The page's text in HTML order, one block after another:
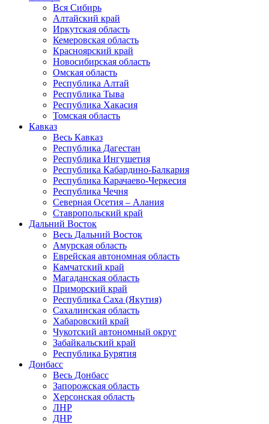
Вся Сибирь
Алтайский край
Иркутская область
Кемеровская область
Красноярский край
Новосибирская область
Омская область
Республика Алтай
Республика Тыва
Республика Хакасия
Томская область
Кавказ
Весь Кавказ
Республика Дагестан
Республика Ингушетия
Республика Кабардино-Балкария
Республика Карачаево-Черкесия
Республика Чечня
Северная Осетия – Алания
Ставропольский край
Дальний Восток
Весь Дальний Восток
Амурская область
Еврейская автономная область
Камчатский край
Магаданская область
Приморский край
Республика Саха (Якутия)
Сахалинская область
Хабаровский край
Чукотский автономный округ
Забайкальский край
Республика Бурятия
Донбасс
Весь Донбасс
Запорожская область
Херсонская область
ЛНР
ДНР